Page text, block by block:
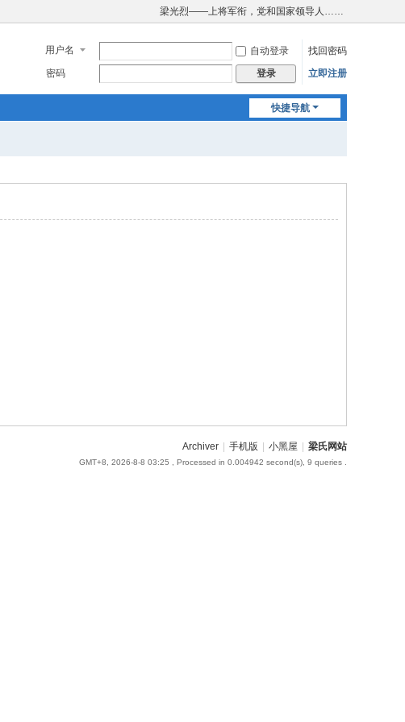
梁光烈——上将军衔，党和国家领导人……
用户名 自动登录
找回密码
密码
登录 立即注册
快捷导航
Archiver 手机版 小黑屋 梁氏网站
GMT+8, 2026-8-8 03:25 , Processed in 0.004942 second(s), 9 queries .